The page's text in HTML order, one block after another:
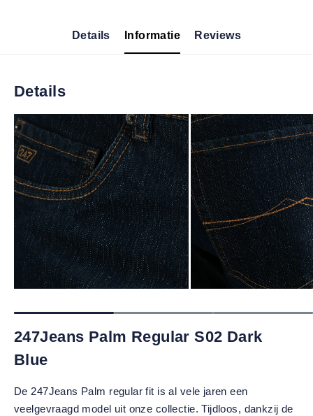
Details Informatie Reviews
Details
247Jeans Palm Regular S02 Dark
Blue
De 247Jeans Palm regular fit is al vele jaren een
veelgevraagd model uit onze collectie. Tijdloos, dankzij de